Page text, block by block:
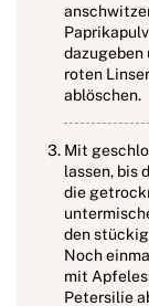
dazugeben
roten
ablöschen.
Mit
lassen, bis
die
den
Noch
mit
Petersilie